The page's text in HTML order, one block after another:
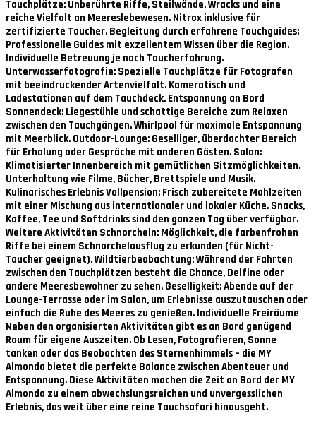
Tauchplätze: Unberührte Riffe, Steilwände, Wracks und eine
reiche Vielfalt an Meereslebewesen. Nitrox inklusive für
zertifizierte Taucher. Begleitung durch erfahrene Tauchguides:
Professionelle Guides mit exzellentem Wissen über die Region.
Individuelle Betreuung je nach Taucherfahrung.
Unterwasserfotografie: Spezielle Tauchplätze für Fotografen
mit beeindruckender Artenvielfalt. Kameratisch und
Ladestationen auf dem Tauchdeck. Entspannung an Bord
Sonnendeck: Liegestühle und schattige Bereiche zum Relaxen
zwischen den Tauchgängen. Whirlpool für maximale Entspannung
mit Meerblick. Outdoor-Lounge: Geselliger, überdachter Bereich
für Erholung oder Gespräche mit anderen Gästen. Salon:
Klimatisierter Innenbereich mit gemütlichen Sitzmöglichkeiten.
Unterhaltung wie Filme, Bücher, Brettspiele und Musik.
Kulinarisches Erlebnis Vollpension: Frisch zubereitete Mahlzeiten
mit einer Mischung aus internationaler und lokaler Küche. Snacks,
Kaffee, Tee und Softdrinks sind den ganzen Tag über verfügbar.
Weitere Aktivitäten Schnorcheln: Möglichkeit, die farbenfrohen
Riffe bei einem Schnorchelausflug zu erkunden (für Nicht-
Taucher geeignet). Wildtierbeobachtung: Während der Fahrten
zwischen den Tauchplätzen besteht die Chance, Delfine oder
andere Meeresbewohner zu sehen. Geselligkeit: Abende auf der
Lounge-Terrasse oder im Salon, um Erlebnisse auszutauschen oder
einfach die Ruhe des Meeres zu genießen. Individuelle Freiräume
Neben den organisierten Aktivitäten gibt es an Bord genügend
Raum für eigene Auszeiten. Ob Lesen, Fotografieren, Sonne
tanken oder das Beobachten des Sternenhimmels – die MY
Almonda bietet die perfekte Balance zwischen Abenteuer und
Entspannung. Diese Aktivitäten machen die Zeit an Bord der MY
Almonda zu einem abwechslungsreichen und unvergesslichen
Erlebnis, das weit über eine reine Tauchsafari hinausgeht.